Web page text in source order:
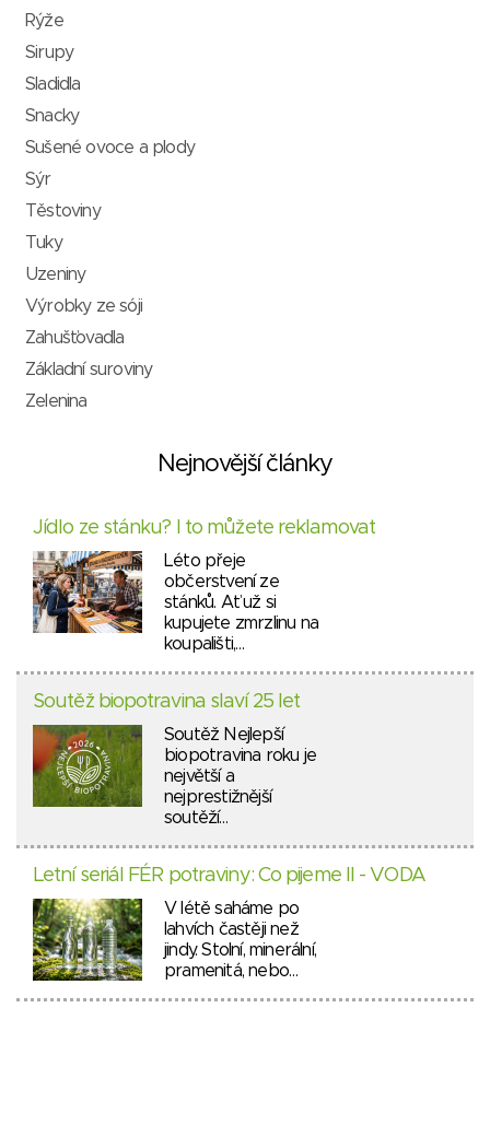
Rýže
Sirupy
Sladidla
Snacky
Sušené ovoce a plody
Sýr
Těstoviny
Tuky
Uzeniny
Výrobky ze sóji
Zahušťovadla
Základní suroviny
Zelenina
Nejnovější články
Jídlo ze stánku? I to můžete reklamovat
Léto přeje
občerstvení ze
stánků. Ať už si
kupujete zmrzlinu na
koupališti,…
Soutěž biopotravina slaví 25 let
Soutěž Nejlepší
biopotravina roku je
největší a
nejprestižnější
soutěží…
Letní seriál FÉR potraviny: Co pijeme II - VODA
V létě saháme po
lahvích častěji než
jindy. Stolní, minerální,
pramenitá, nebo…